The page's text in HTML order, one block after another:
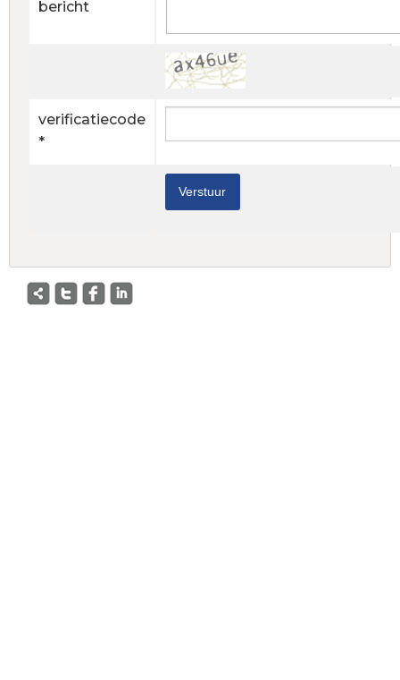
bericht
verificatiecode
*